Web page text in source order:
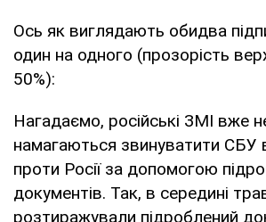
Ось як виглядають обидва
один на одного (прозорість
50%):
Нагадаємо, російські ЗМІ вже
намагаються звинуватити СБУ
проти Росії за допомогою
документів. Так, в середині
розтиражували підроблений